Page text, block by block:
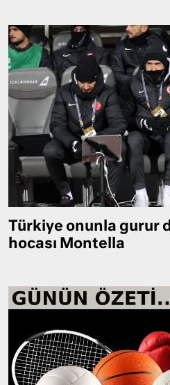
Türkiye onunla gurur
hocası Montella